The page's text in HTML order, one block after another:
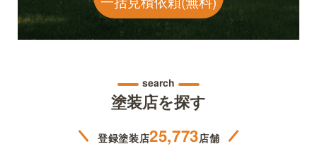
search
塗装店を探す
登録塗装店25,773店舗